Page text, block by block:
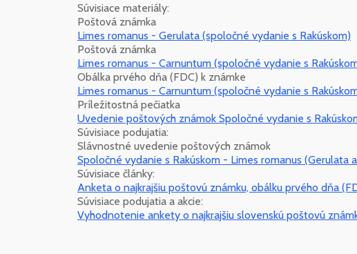
Súvisiace materiály:
Poštová známka
Limes romanus - Gerulata (spoločné vydanie s Rakúskom)
Poštová známka
Limes romanus - Carnuntum (spoločné vydanie s
Obálka prvého dňa (FDC) k známke
Limes romanus - Carnuntum (spoločné vydanie s
Príležitostná pečiatka
Uvedenie poštových známok Spoločné vydanie s
Súvisiace podujatia:
Slávnostné uvedenie poštových známok
Spoločné vydanie s Rakúskom - Limes romanus (Gerulata
Súvisiace články:
Anketa o najkrajšiu poštovú známku, obálku prvého dňa
Súvisiace podujatia a akcie:
Vyhodnotenie ankety o najkrajšiu slovenskú poštovú